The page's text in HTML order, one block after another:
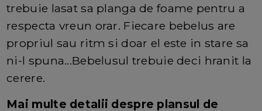
trebuie lasat sa planga de foame pentru a
respecta vreun orar. Fiecare bebelus are
propriul sau ritm si doar el este in stare sa
ni-l spuna...Bebelusul trebuie deci hranit la
cerere.
Mai multe detalii despre plansul de